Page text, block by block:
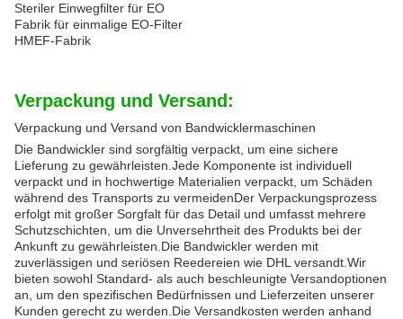
Steriler Einwegfilter für EO
Fabrik für einmalige EO-Filter
HMEF-Fabrik
Verpackung und Versand:
Verpackung und Versand von Bandwicklermaschinen
Die Bandwickler sind sorgfältig verpackt, um eine sichere
Lieferung zu gewährleisten.Jede Komponente ist individuell
verpackt und in hochwertige Materialien verpackt, um Schäden
während des Transports zu vermeidenDer Verpackungsprozess
erfolgt mit großer Sorgfalt für das Detail und umfasst mehrere
Schutzschichten, um die Unversehrtheit des Produkts bei der
Ankunft zu gewährleisten.Die Bandwickler werden mit
zuverlässigen und seriösen Reedereien wie DHL versandt.Wir
bieten sowohl Standard- als auch beschleunigte Versandoptionen
an, um den spezifischen Bedürfnissen und Lieferzeiten unserer
Kunden gerecht zu werden.Die Versandkosten werden anhand